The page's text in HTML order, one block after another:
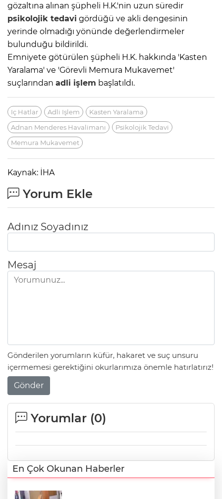
gözaltına alınan şüpheli H.K.'nin uzun süredir
psikolojik tedavi gördüğü ve akli dengesinin
yerinde olmadığı yönünde değerlendirmeler
bulunduğu bildirildi.
Emniyete götürülen şüpheli H.K. hakkında 'Kasten
Yaralama' ve 'Görevli Memura Mukavemet'
suçlarından adli işlem başlatıldı.
Iç Hatlar Adli Işlem
Kasten Yaralama
Adnan Menderes Havalimanı
Psikolojik Tedavi
Memura Mukavemet
Kaynak: İHA
Yorum Ekle
Adınız Soyadınız
Mesaj
Gönderilen yorumların küfür, hakaret ve suç unsuru
içermemesi gerektiğini okurlarımıza önemle hatırlatırız!
Gönder
Yorumlar (0)
En Çok Okunan Haberler